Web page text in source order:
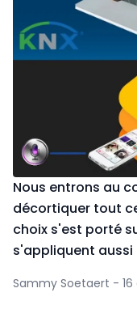
Nous entrons au
décortiquer tout
choix s'est porté
s'appliquent
Sammy Soetaert - 16